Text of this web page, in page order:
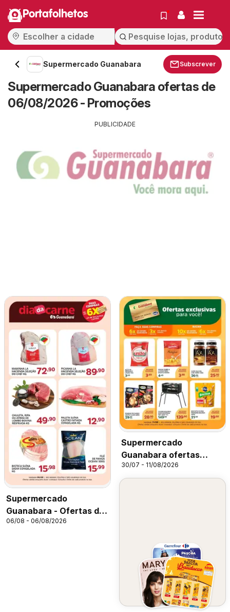
Portafolhetos
Supermercado Guanabara Subscrever
Supermercado Guanabara ofertas de
06/08/2026 - Promoções
PUBLICIDADE
Supermercado
Guanabara - Ofertas da
semana
06/08 - 06/08/2026
Supermercado
Guanabara ofertas
Exclusivas
30/07 - 11/08/2026